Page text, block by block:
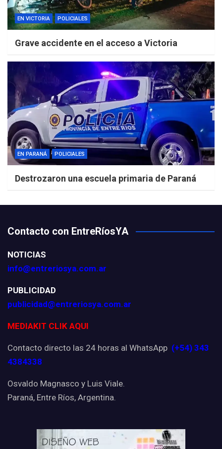
EN VICTORIA POLICIALES
Grave accidente en el acceso a Victoria
EN PARANÁ POLICIALES
Destrozaron una escuela primaria de Paraná
Contacto con EntreRíosYA
NOTICIAS
info@entreriosya.com.ar
PUBLICIDAD
publicidad@entreriosya.com.ar
MEDIAKIT CLIK AQUI
Contacto directo las 24 horas al WhatsApp (+54) 343
4384338
Osvaldo Magnasco y Luis Viale.
Paraná, Entre Ríos, Argentina.